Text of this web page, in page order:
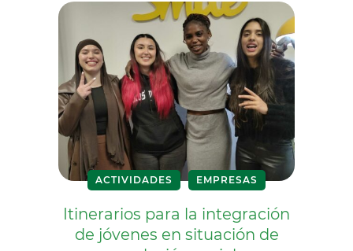
ACTIVIDADES EMPRESAS
Itinerarios para la integración
de jóvenes en situación de